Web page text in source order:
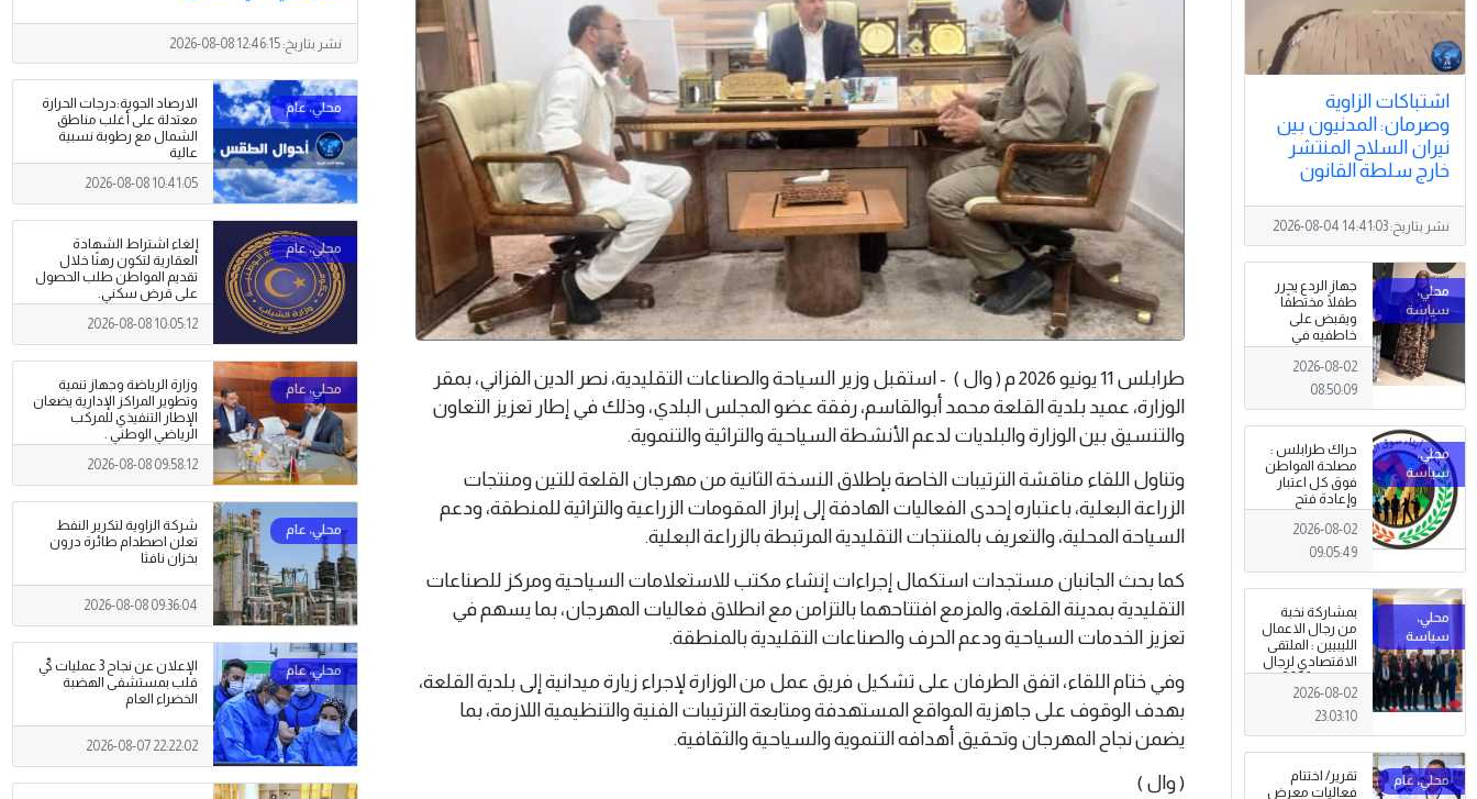
اشتباكات الزاوية
وصرمان: المدنيون بين
نيران السلاح المنتشر
خارج سلطة القانون
نشر بتاريخ:2026-08-04 14:41:03
جهاز الردع يحرر
طفلًا مختطفًا
ويقبض على
خاطفيه في
طرابلس
2026-08-02
08:50:09
حراك طرابلس :
مصلحة المواطن
فوق كل اعتبار
وإعادة فتح
المؤسسات
جاءت استجابةً
للإرادة الشعبية
2026-08-02
09:05:49
بمشاركة نخبة
من رجال الاعمال
الليبيين : الملتقى
الاقتصادي لرجال
الاعمال 2026
تبدأ فعاليات
بمدينة سرت .
2026-08-02
23:03:10
تقرير/ اختتام
فعاليات معرض
طرابلس 11 يونيو 2026 م ( وال ) - استقبل وزير السياحة والصناعات التقليدية، نصر الدين الفزاني، بمقر
الوزارة، عميد بلدية القلعة محمد أبوالقاسم، رفقة عضو المجلس البلدي، وذلك في إطار تعزيز التعاون
والتنسيق بين الوزارة والبلديات لدعم الأنشطة السياحية والتراثية والتنموية.
وتناول اللقاء مناقشة الترتيبات الخاصة بإطلاق النسخة الثانية من مهرجان القلعة للتين ومنتجات
الزراعة البعلية، باعتباره إحدى الفعاليات الهادفة إلى إبراز المقومات الزراعية والتراثية للمنطقة، ودعم
السياحة المحلية، والتعريف بالمنتجات التقليدية المرتبطة بالزراعة البعلية.
كما بحث الجانبان مستجدات استكمال إجراءات إنشاء مكتب للاستعلامات السياحية ومركز للصناعات
التقليدية بمدينة القلعة، والمزمع افتتاحهما بالتزامن مع انطلاق فعاليات المهرجان، بما يسهم في
تعزيز الخدمات السياحية ودعم الحرف والصناعات التقليدية بالمنطقة.
وفي ختام اللقاء، اتفق الطرفان على تشكيل فريق عمل من الوزارة لإجراء زيارة ميدانية إلى بلدية القلعة،
بهدف الوقوف على جاهزية المواقع المستهدفة ومتابعة الترتيبات الفنية والتنظيمية اللازمة، بما
يضمن نجاح المهرجان وتحقيق أهدافه التنموية والسياحية والثقافية.
( وال )
نشر بتاريخ:2026-08-08 12:46:15
الارصاد الجوية:درجات الحرارة
معتدلة على أغلب مناطق
الشمال مع رطوبة نسبية
عالية
2026-08-08 10:41:05
إلغاء اشتراط الشهادة
العقارية لتكون رهنًا خلال
تقديم المواطن طلب الحصول
على قرض سكني.
2026-08-08 10:05:12
وزارة الرياضة وجهاز تنمية
وتطوير المراكز الإدارية يضعان
الإطار التنفيذي للمركب
الرياضي الوطني .
2026-08-08 09:58:12
شركة الزاوية لتكرير النفط
تعلن اصطدام طائرة درون
بخزان نافثا
2026-08-08 09:36:04
الإعلان عن نجاح 3 عمليات كيّ
قلب بمستشفى الهضبة
الخضراء العام
2026-08-07 22:22:02